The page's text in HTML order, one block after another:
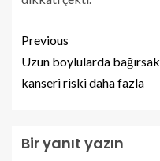
Previous
Uzun boylularda bağırsak
kanseri riski daha fazla
Bir yanıt yazın